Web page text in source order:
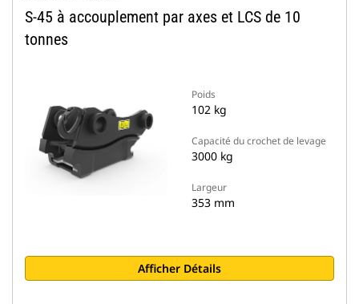
S-45 à accouplement par axes et LCS de 10
tonnes
Poids
102 kg
Capacité du crochet de levage
3000 kg
Largeur
353 mm
Afficher Détails